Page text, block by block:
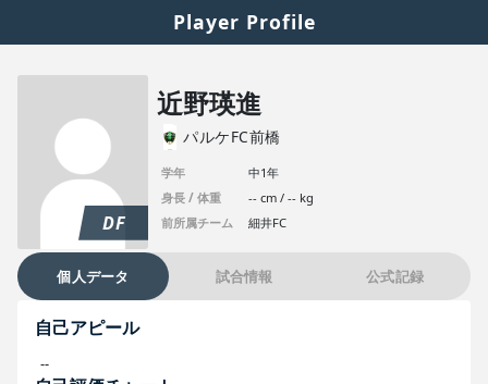
Player Profile
DF
近野瑛進
パルケFC前橋
学年
中1年
身長 / 体重
-- cm / -- kg
前所属チーム
細井FC
個人データ 試合情報 公式記録
自己アピール
--